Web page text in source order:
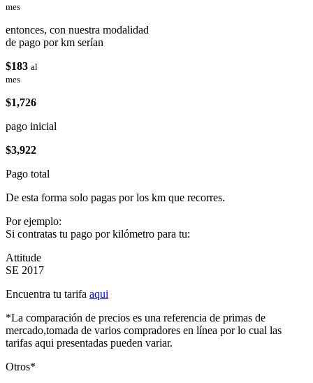
mes
entonces, con nuestra modalidad
de pago por km serían
$183 al
mes
$1,726
pago inicial
$3,922
Pago total
De esta forma solo pagas por los km que recorres.
Por ejemplo:
Si contratas tu pago por kilómetro para tu:
Attitude
SE 2017
Encuentra tu tarifa aqui
*La comparación de precios es una referencia de primas de
mercado,tomada de varios compradores en línea por lo cual las
tarifas aqui presentadas pueden variar.
Otros*